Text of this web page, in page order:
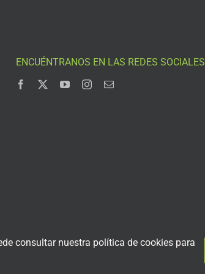
ENCUÉNTRANOS EN LAS REDES SOCIALES
consultar nuestra política de cookies para